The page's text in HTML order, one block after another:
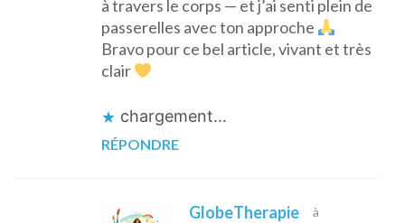
à travers le corps — et j’ai senti plein de
passerelles avec ton approche
Bravo pour ce bel article, vivant et très
clair
chargement…
RÉPONDRE
GlobeTherapie à